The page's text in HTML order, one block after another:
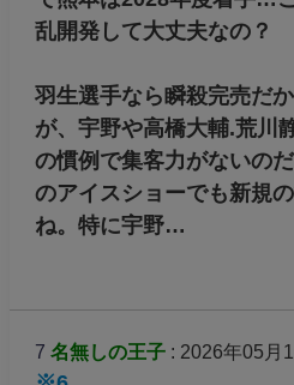
大阪.ミナミにもクボタが
アリーナやホテル.商業施
読売新聞~2026年5月12日
リーナの他に九州では福
ーナ開発予定…だそうです
崎延岡市にも予定…とある
福岡市の収容人数は
で熊本は2028年度着手…
乱開発して大丈夫なの？